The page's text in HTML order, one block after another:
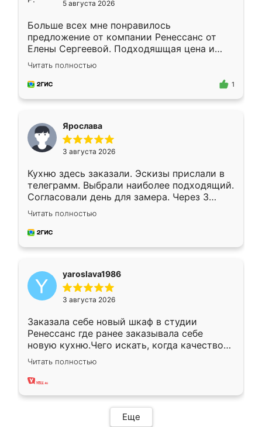
5 августа 2026
Больше всех мне понравилось
предложение от компании Ренессанс от
Елены Сергеевой. Подходяшщая цена и
короткие сроки изготовления. Приехавший
для замера сотрудник Владислав
предложил по моему эскизу самый
Читать полностью
1
Ярослава
3 августа 2026
Кухню здесь заказали. Эскизы прислали в
телеграмм. Выбрали наиболее подходящий.
Согласовали день для замера. Через 3
недели кухня была уже готова. Остались
довольны работой. Спасибо Ренессанс
мебель за качественную работу!
Читать полностью
yaroslava1986
3 августа 2026
Заказала себе новый шкаф в студии
Ренессанс где ранее заказывала себе
новую кухню.Чего искать, когда качеством
вполне довольна. Служит кухня уже почти
два года, нареканий нет.
Читать полностью
Еще